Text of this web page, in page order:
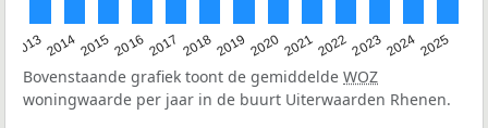
20132014201520162017 20182019 202020212022202320242025
Bovenstaande grafiek toont de gemiddelde WOZ
woningwaarde per jaar in de buurt Uiterwaarden Rhenen.